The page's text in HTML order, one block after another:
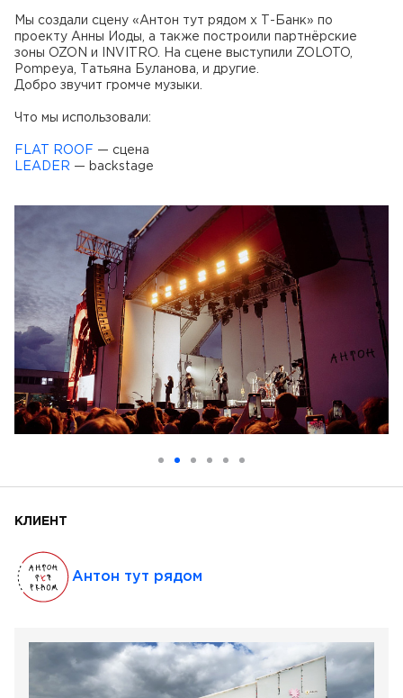
Мы создали сцену «Антон тут рядом х Т-Банк» по
проекту Анны Иоды, а также построили партнёрские
зоны OZON и INVITRO. На сцене выступили ZOLOTO,
Pompeya, Татьяна Буланова, и другие.
Добро звучит громче музыки.
Что мы использовали:
FLAT ROOF — сцена
LEADER — backstage
КЛИЕНТ
Антон тут рядом